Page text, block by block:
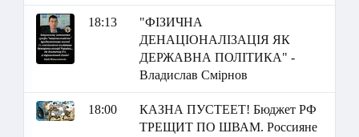
18:13
"ФІЗИЧНА
ДЕНАЦІОНАЛІЗАЦІЯ ЯК
ДЕРЖАВНА ПОЛІТИКА" -
Владислав Смірнов
18:00
КАЗНА ПУСТЕЕТ! Бюджет РФ
ТРЕЩИТ ПО ШВАМ. Россияне